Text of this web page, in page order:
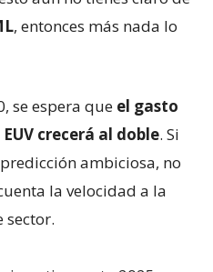
, entonces más nada lo
se espera que el gasto
crecerá al doble. Si
ambiciosa, no
la velocidad a la
sector.